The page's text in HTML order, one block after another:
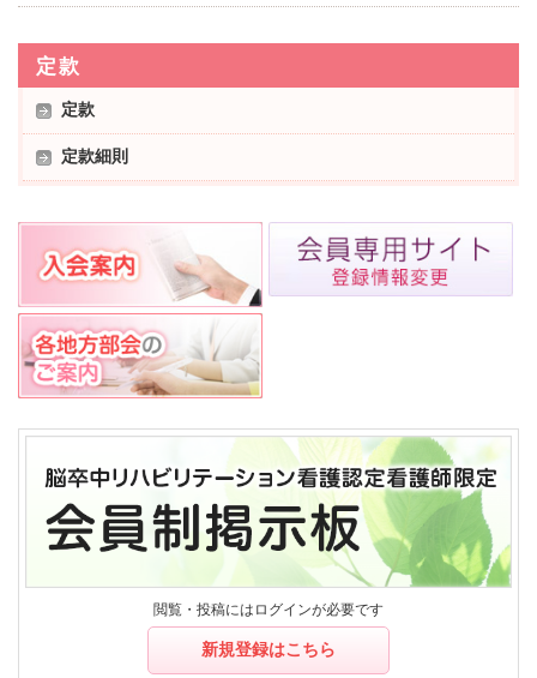
定款
定款
定款細則
閲覧・投稿にはログインが必要です
新規登録はこちら